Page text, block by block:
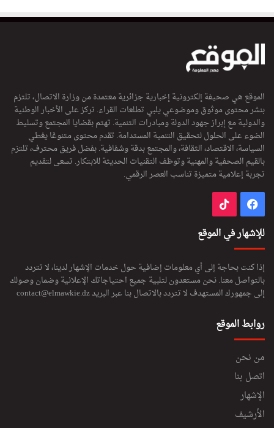
ج
ل
الموقع هي صحيفة إلكترونية إخبارية جزائرية معتمدة من وزارة الاتصال، تلتزم
بنشر محتوى موثوق وموضوعي يلبي تطلعات القراء. تركز على الأخبار الوطنية
والدولية مع إبراز جهود الدولة ومبادرات التنمية. تهتم بقضايا المجتمع وتسليط
الضوء على الحلول لتحقيق التنمية المستدامة. تقدم محتوى متنوعًا يغطي
السياسة، الاقتصاد، الثقافة، والمجتمع بدقة وشفافية. بفضل فريق محترف، تلتزم
بالقيم الصحفية والمهنية وتوظف التقنيات الحديثة للابتكار. تسعى لتقديم
تجربة إعلامية متميزة تناسب العصر الرقمي.
فيسبوك
للإشهار في الموقع
إذا كنت بحاجة إلى أي معلومات إضافية حول خدمات الإشهار لدينا، لا تتردد
بالتواصل معنا. نحن مستعدون لتلبية جميع احتياجاتك الإعلانية وضمان وصولك
إلى جمهورك المستهدف لا تتردد بالاتصال بنا عبر البريدcontact@elmawkie.dz
روابط الموقع
من نحن
اتصل بنا
الإشهار
الأرشيف